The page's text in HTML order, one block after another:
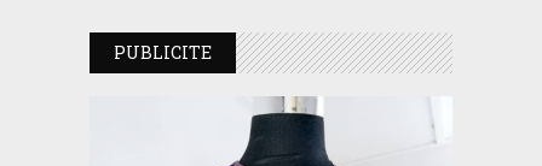
PUBLICITE